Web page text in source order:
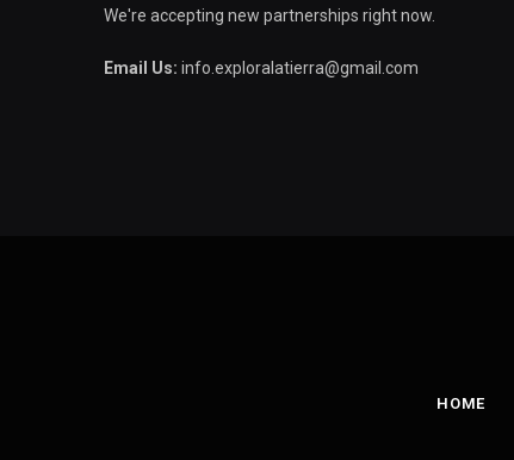
We're accepting new partnerships right now.
Email Us: info.exploralatierra@gmail.com
HOME